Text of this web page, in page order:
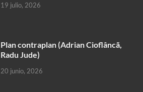
19 julio, 2026
Plan contraplan (Adrian Cioflâncã,
Radu Jude)
20 junio, 2026